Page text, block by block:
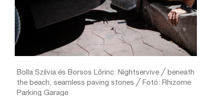
Bolla Szilvia és Borsos Lőrinc: Nightservive ╱ beneath
the beach, seamless paving stones ╱ Fotó: Rhizome
Parking Garage